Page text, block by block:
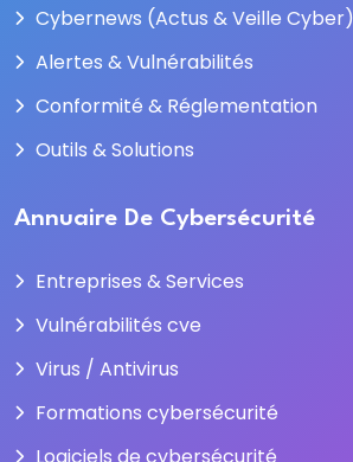
Cybernews (Actus & Veille Cyber)
Alertes & Vulnérabilités
Conformité & Réglementation
Outils & Solutions
Annuaire De Cybersécurité
Entreprises & Services
Vulnérabilités cve
Virus / Antivirus
Formations cybersécurité